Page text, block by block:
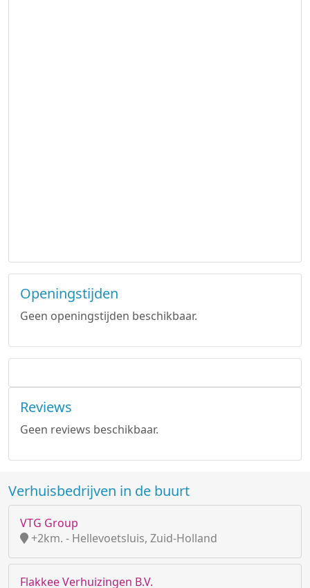
Openingstijden
Geen openingstijden beschikbaar.
Reviews
Geen reviews beschikbaar.
Verhuisbedrijven in de buurt
VTG Group
+2km. - Hellevoetsluis, Zuid-Holland
Flakkee Verhuizingen B.V.